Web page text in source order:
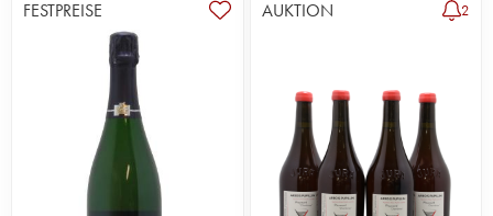
FESTPREISE
AUKTION 2